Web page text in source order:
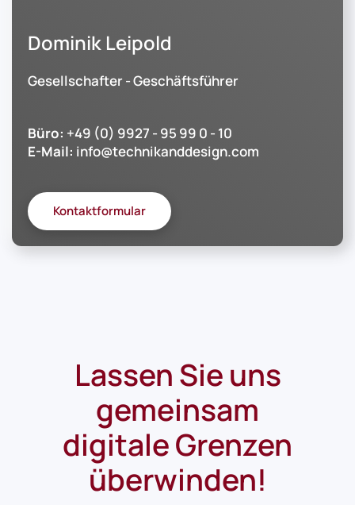
Dominik Leipold
Gesellschafter - Geschäftsführer
Büro: +49 (0) 9927 - 95 99 0 - 10
E-Mail: info@technikanddesign.com
Kontaktformular
Lassen Sie uns
gemeinsam
digitale Grenzen
überwinden!